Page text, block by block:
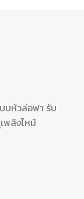
บหัวล่อฟา รับ
พลิงไหม้